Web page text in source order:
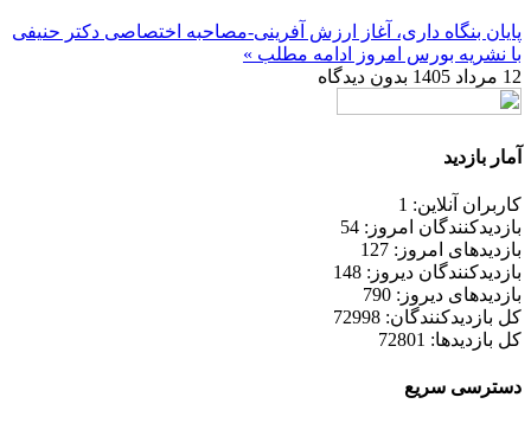
پایان بنگاه داری، آغاز ارزش آفرینی-مصاحبه اختصاصی دکتر حنیفی
با نشریه بورس امروز
ادامه مطلب »
12 مرداد 1405
بدون دیدگاه
آمار بازدید
کاربران آنلاین: 1
بازدیدکنندگان امروز: 54
بازدیدهای امروز: 127
بازدیدکنندگان دیروز: 148
بازدیدهای دیروز: 790
کل بازدیدکنند‌گان: 72998
کل بازدیدها: 72801
دسترسی سریع